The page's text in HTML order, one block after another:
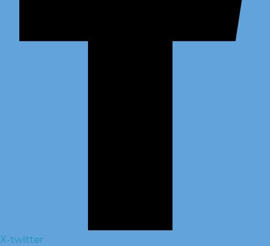
X-twitter